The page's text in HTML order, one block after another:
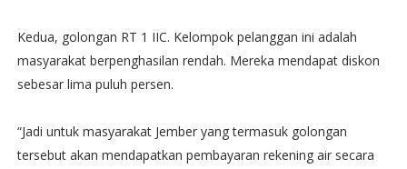
Kedua, golongan RT 1 IIC. Kelompok pelanggan ini adalah
masyarakat berpenghasilan rendah. Mereka mendapat diskon
sebesar lima puluh persen.
“Jadi untuk masyarakat Jember yang termasuk golongan
tersebut akan mendapatkan pembayaran rekening air secara